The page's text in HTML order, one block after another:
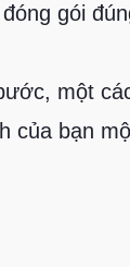
gói
một
của bạn